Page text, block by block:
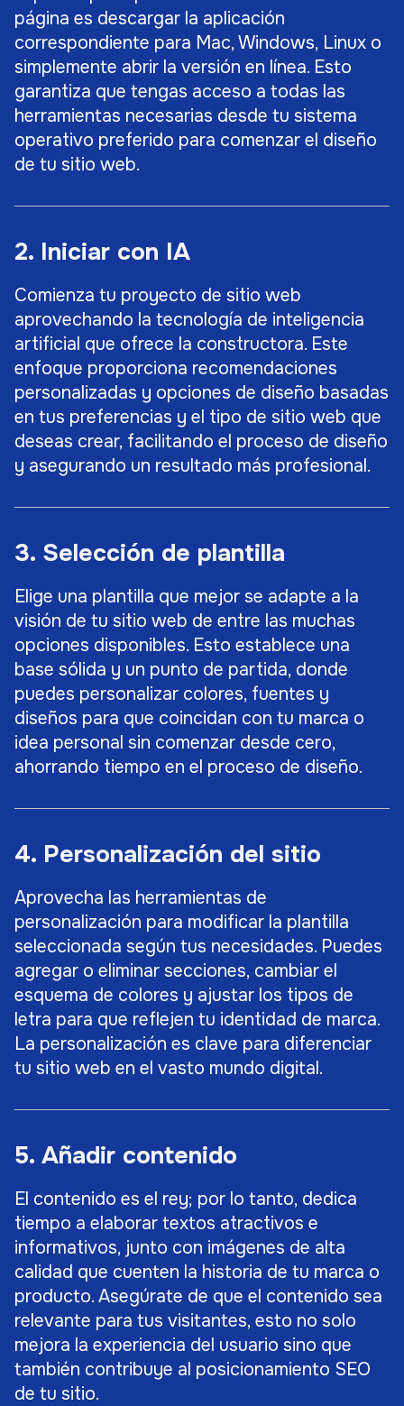
página es descargar la aplicación
correspondiente para Mac, Windows, Linux o
simplemente abrir la versión en línea. Esto
garantiza que tengas acceso a todas las
herramientas necesarias desde tu sistema
operativo preferido para comenzar el diseño
de tu sitio web.
2. Iniciar con IA
Comienza tu proyecto de sitio web
aprovechando la tecnología de inteligencia
artificial que ofrece la constructora. Este
enfoque proporciona recomendaciones
personalizadas y opciones de diseño basadas
en tus preferencias y el tipo de sitio web que
deseas crear, facilitando el proceso de diseño
y asegurando un resultado más profesional.
3. Selección de plantilla
Elige una plantilla que mejor se adapte a la
visión de tu sitio web de entre las muchas
opciones disponibles. Esto establece una
base sólida y un punto de partida, donde
puedes personalizar colores, fuentes y
diseños para que coincidan con tu marca o
idea personal sin comenzar desde cero,
ahorrando tiempo en el proceso de diseño.
4. Personalización del sitio
Aprovecha las herramientas de
personalización para modificar la plantilla
seleccionada según tus necesidades. Puedes
agregar o eliminar secciones, cambiar el
esquema de colores y ajustar los tipos de
letra para que reflejen tu identidad de marca.
La personalización es clave para diferenciar
tu sitio web en el vasto mundo digital.
5. Añadir contenido
El contenido es el rey; por lo tanto, dedica
tiempo a elaborar textos atractivos e
informativos, junto con imágenes de alta
calidad que cuenten la historia de tu marca o
producto. Asegúrate de que el contenido sea
relevante para tus visitantes, esto no solo
mejora la experiencia del usuario sino que
también contribuye al posicionamiento SEO
de tu sitio.